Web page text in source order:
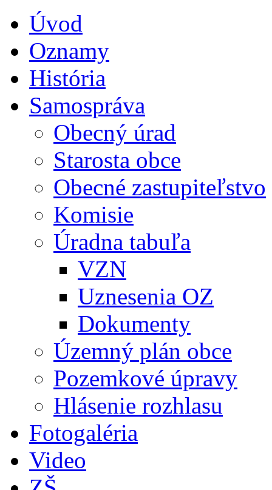
Úvod
Oznamy
História
Samospráva
Obecný úrad
Starosta obce
Obecné zastupiteľstvo
Komisie
Úradna tabuľa
VZN
Uznesenia OZ
Dokumenty
Územný plán obce
Pozemkové úpravy
Hlásenie rozhlasu
Fotogaléria
Video